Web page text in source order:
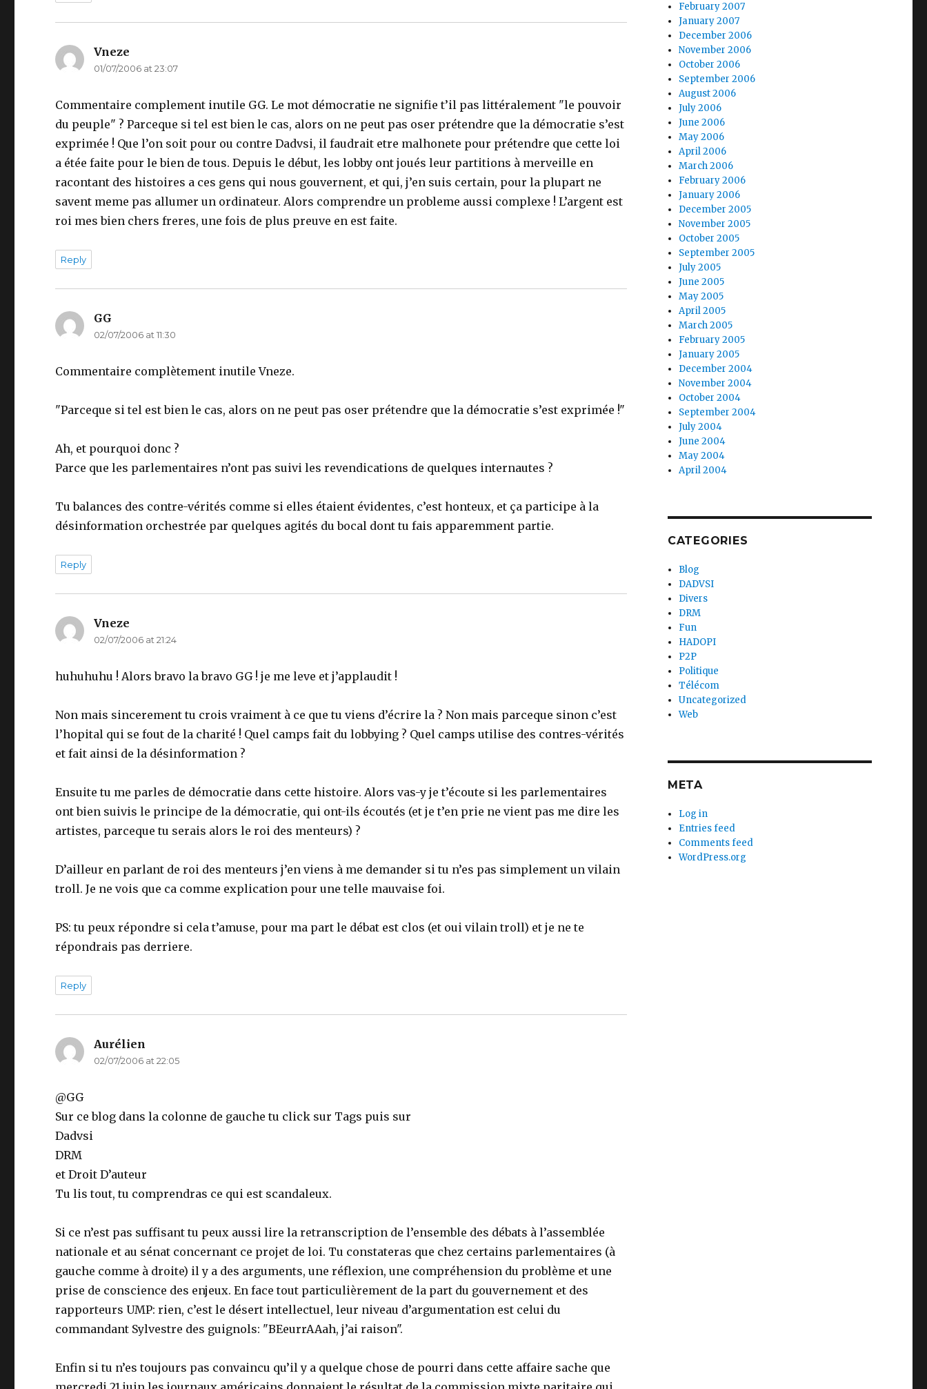
Vneze
01/07/2006 at 23:07
Commentaire complement inutile GG. Le mot démocratie ne signifie t’il pas littéralement "le pouvoir
du peuple" ? Parceque si tel est bien le cas, alors on ne peut pas oser prétendre que la démocratie s’est
exprimée ! Que l’on soit pour ou contre Dadvsi, il faudrait etre malhonete pour prétendre que cette loi
a étée faite pour le bien de tous. Depuis le début, les lobby ont joués leur partitions à merveille en
racontant des histoires a ces gens qui nous gouvernent, et qui, j’en suis certain, pour la plupart ne
savent meme pas allumer un ordinateur. Alors comprendre un probleme aussi complexe ! L’argent est
roi mes bien chers freres, une fois de plus preuve en est faite.
Reply
GG
02/07/2006 at 11:30
Commentaire complètement inutile Vneze.
"Parceque si tel est bien le cas, alors on ne peut pas oser prétendre que la démocratie s’est exprimée !"
Ah, et pourquoi donc ?
Parce que les parlementaires n’ont pas suivi les revendications de quelques internautes ?
Tu balances des contre-vérités comme si elles étaient évidentes, c’est honteux, et ça participe à la
désinformation orchestrée par quelques agités du bocal dont tu fais apparemment partie.
Reply
Vneze
02/07/2006 at 21:24
huhuhuhu ! Alors bravo la bravo GG ! je me leve et j’applaudit !
Non mais sincerement tu crois vraiment à ce que tu viens d’écrire la ? Non mais parceque sinon c’est
l’hopital qui se fout de la charité ! Quel camps fait du lobbying ? Quel camps utilise des contres-vérités
et fait ainsi de la désinformation ?
Ensuite tu me parles de démocratie dans cette histoire. Alors vas-y je t’écoute si les parlementaires
ont bien suivis le principe de la démocratie, qui ont-ils écoutés (et je t’en prie ne vient pas me dire les
artistes, parceque tu serais alors le roi des menteurs) ?
D’ailleur en parlant de roi des menteurs j’en viens à me demander si tu n’es pas simplement un vilain
troll. Je ne vois que ca comme explication pour une telle mauvaise foi.
PS: tu peux répondre si cela t’amuse, pour ma part le débat est clos (et oui vilain troll) et je ne te
répondrais pas derriere.
Reply
Aurélien
02/07/2006 at 22:05
@GG
Sur ce blog dans la colonne de gauche tu click sur Tags puis sur
Dadvsi
DRM
et Droit D’auteur
Tu lis tout, tu comprendras ce qui est scandaleux.
Si ce n’est pas suffisant tu peux aussi lire la retranscription de l’ensemble des débats à l’assemblée
nationale et au sénat concernant ce projet de loi. Tu constateras que chez certains parlementaires (à
gauche comme à droite) il y a des arguments, une réflexion, une compréhension du problème et une
prise de conscience des enjeux. En face tout particulièrement de la part du gouvernement et des
rapporteurs UMP: rien, c’est le désert intellectuel, leur niveau d’argumentation est celui du
commandant Sylvestre des guignols: "BEeurrAAah, j’ai raison".
Enfin si tu n’es toujours pas convaincu qu’il y a quelque chose de pourri dans cette affaire sache que
February 2007
January 2007
December 2006
November 2006
October 2006
September 2006
August 2006
July 2006
June 2006
May 2006
April 2006
March 2006
February 2006
January 2006
December 2005
November 2005
October 2005
September 2005
July 2005
June 2005
May 2005
April 2005
March 2005
February 2005
January 2005
December 2004
November 2004
October 2004
September 2004
July 2004
June 2004
May 2004
April 2004
CATEGORIES
Blog
DADVSI
Divers
DRM
Fun
HADOPI
P2P
Politique
Télécom
Uncategorized
Web
META
Log in
Entries feed
Comments feed
WordPress.org